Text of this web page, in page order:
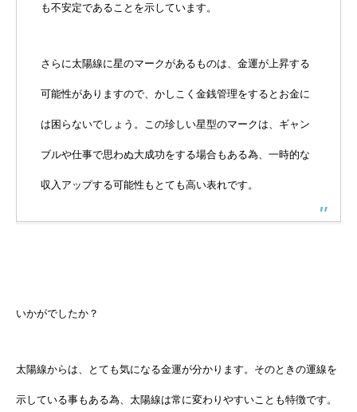
も不安定であることを示しています。
さらに太陽線に星のマークがあるものは、金運が上昇する
可能性がありますので、かしこく金銭管理をするとお金に
は困らないでしょう。この珍しい星型のマークは、ギャン
ブルや仕事で思わぬ大成功をする場合もある為、一時的な
収入アップする可能性もとても高い表れです。
いかがでしたか？
太陽線からは、とても気になる金運が分かります。そのときの運線を
示している事もある為、太陽線は常に変わりやすいことも特徴です。